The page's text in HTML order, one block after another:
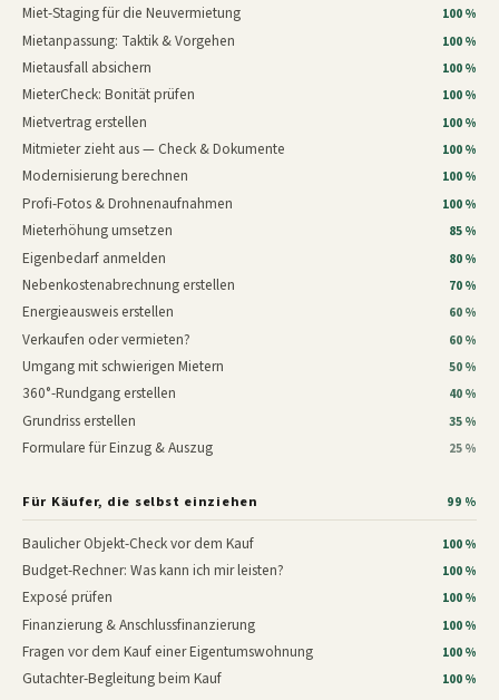
Miet-Staging für die Neuvermietung 100 %
Mietanpassung: Taktik & Vorgehen 100 %
Mietausfall absichern 100 %
MieterCheck: Bonität prüfen 100 %
Mietvertrag erstellen 100 %
Mitmieter zieht aus — Check & Dokumente 100 %
Modernisierung berechnen 100 %
Profi-Fotos & Drohnenaufnahmen 100 %
Mieterhöhung umsetzen 85 %
Eigenbedarf anmelden 80 %
Nebenkostenabrechnung erstellen 70 %
Energieausweis erstellen 60 %
Verkaufen oder vermieten? 60 %
Umgang mit schwierigen Mietern 50 %
360°-Rundgang erstellen 40 %
Grundriss erstellen 35 %
Formulare für Einzug & Auszug 25 %
Für Käufer, die selbst einziehen 99 %
Baulicher Objekt-Check vor dem Kauf 100 %
Budget-Rechner: Was kann ich mir leisten? 100 %
Exposé prüfen 100 %
Finanzierung & Anschlussfinanzierung 100 %
Fragen vor dem Kauf einer Eigentumswohnung 100 %
Gutachter-Begleitung beim Kauf 100 %